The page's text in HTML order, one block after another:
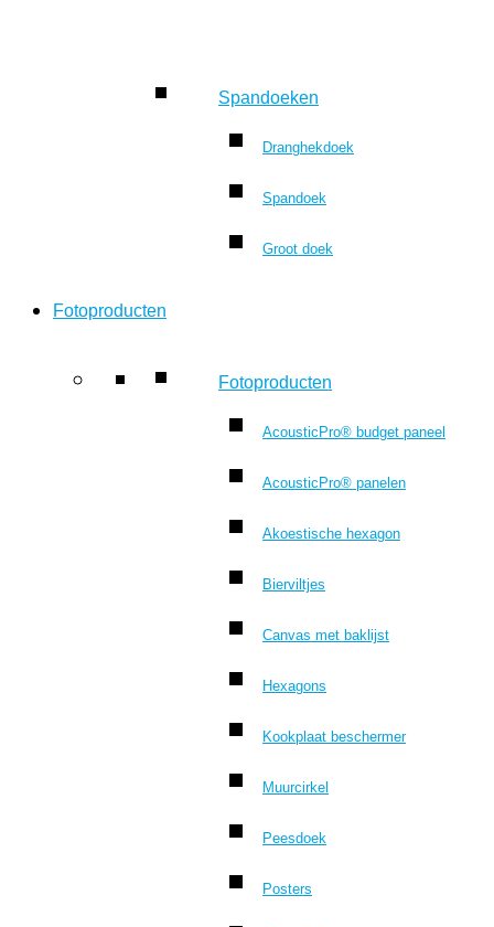
Spandoeken
Dranghekdoek
Spandoek
Groot doek
Fotoproducten
Fotoproducten
AcousticPro® budget paneel
AcousticPro® panelen
Akoestische hexagon
Bierviltjes
Canvas met baklijst
Hexagons
Kookplaat beschermer
Muurcirkel
Peesdoek
Posters